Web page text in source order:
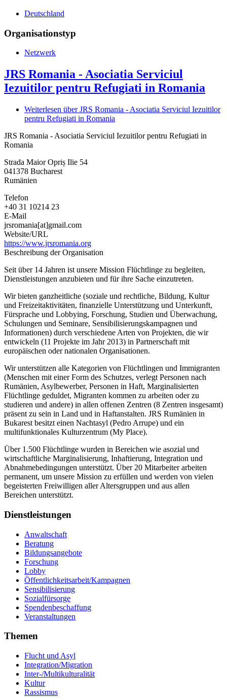
Deutschland
Organisationstyp
Netzwerk
JRS Romania - Asociatia Serviciul
Iezuitilor pentru Refugiati in Romania
Weiterlesen über JRS Romania - Asociatia Serviciul Iezuitilor
pentru Refugiati in Romania
JRS Romania - Asociatia Serviciul Iezuitilor pentru Refugiati in
Romania
Strada Maior Opriș Ilie 54
041378 Bucharest
Rumänien
Telefon
+40 31 10214 23
E-Mail
jrsromania[at]gmail.com
Website/URL
https://www.jrsromania.org
Beschreibung der Organisation
Seit über 14 Jahren ist unsere Mission Flüchtlinge zu begleiten,
Dienstleistungen anzubieten und für ihre Sache einzutreten.
Wir bieten ganzheitliche (soziale und rechtliche, Bildung, Kultur
und Freizeitaktivitäten, finanzielle Unterstützung und Unterkunft,
Fürsprache und Lobbying, Forschung, Studien und Überwachung,
Schulungen und Seminare, Sensibilisierungskampagnen und
Informationen) durch verschiedene Arten von Projekten, die wir
entwickeln (11 Projekte im Jahr 2013) in Partnerschaft mit
europäischen oder nationalen Organisationen.
Wir unterstützen alle Kategorien von Flüchtlingen und Immigranten
(Menschen mit einer Form des Schutzes, verlegt Personen nach
Rumänien, Asylbewerber, Personen in Haft, Marginalisierten
Flüchtlinge geduldet, Migranten kommen zu arbeiten oder zu
studieren und andere) in allen offenen Zentren (8 Zentren insgesamt)
präsent zu sein in Land und in Haftanstalten. JRS Rumänien in
Bukarest besitzt einen Nachtasyl (Pedro Arrupe) und ein
multifunktionales Kulturzentrum (My Place).
Über 1.500 Flüchtlinge wurden in Bereichen wie asozial und
wirtschaftliche Marginalisierung, Inhaftierung, Integration und
Abnahmebedingungen unterstützt. Über 20 Mitarbeiter arbeiten
permanent, um unsere Mission zu erfüllen und werden von vielen
begeisterten Freiwilligen aller Altersgruppen und aus allen
Bereichen unterstützt.
Dienstleistungen
Anwaltschaft
Beratung
Bildungsangebote
Forschung
Lobby
Öffentlichkeitsarbeit/Kampagnen
Sensibilisierung
Sozialfürsorge
Spendenbeschaffung
Veranstaltungen
Themen
Flucht und Asyl
Integration/Migration
Inter-/Multikulturalität
Kultur
Rassismus